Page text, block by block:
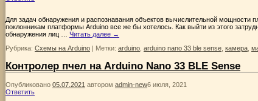
Для задач обнаружения и распознавания объектов вычислительной мощности
поклонникам платформы Arduino все же бы хотелось. Как выйти из этого
обнаружения лиц … Читать далее →
Рубрика: Схемы на Arduino Метки: arduino arduino nano 33 ble sense камера
Контролер пчел на Arduino Nano 33 BLE Sense
Опубликовано 05.07.2021 автором admin-new6 июля, 2021
Ответить